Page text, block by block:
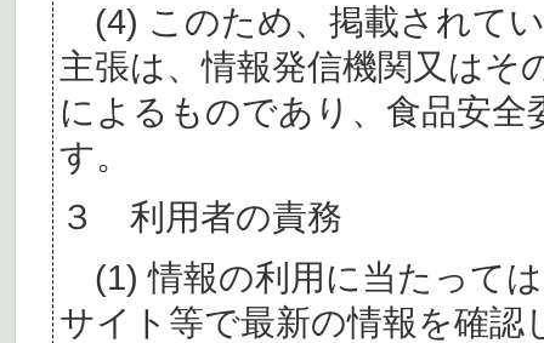
(4) このため、掲載されて
主張は、情報発信機関又はそ
によるものであり、食品安
す。
３ 利用者の責務
(1) 情報の利用に当たって
サイト等で最新の情報を確認